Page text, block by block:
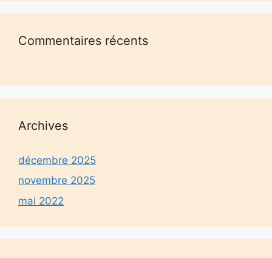
Commentaires récents
Archives
décembre 2025
novembre 2025
mai 2022